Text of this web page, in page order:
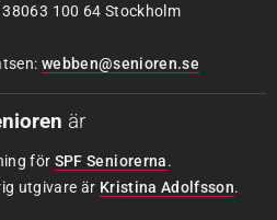
100 64 Stockholm
webben@senioren.se
är
för SPF Seniorerna.
utgivare är Kristina Adolfsson.